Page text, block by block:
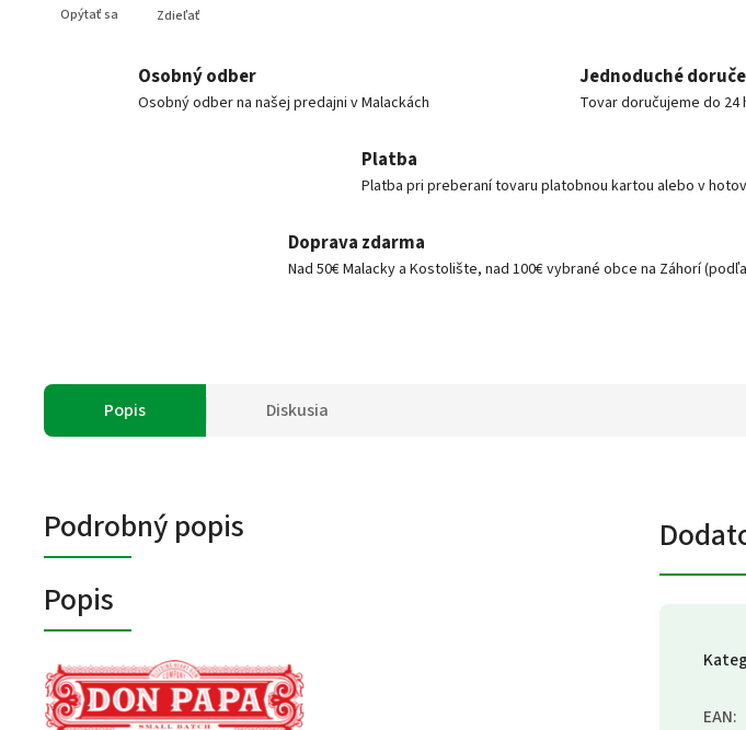
Opýtať sa Zdieľať
Osobný odber
Osobný odber na našej predajni v Malackách
Jednoduché
Tovar doručujeme do
Platba
Platba pri preberaní tovaru platobnou kartou alebo v
Doprava zdarma
Nad 50€ Malacky a Kostolište, nad 100€ vybrané obce na Záhorí
Popis Diskusia
Podrobný popis
Popis
EAN: